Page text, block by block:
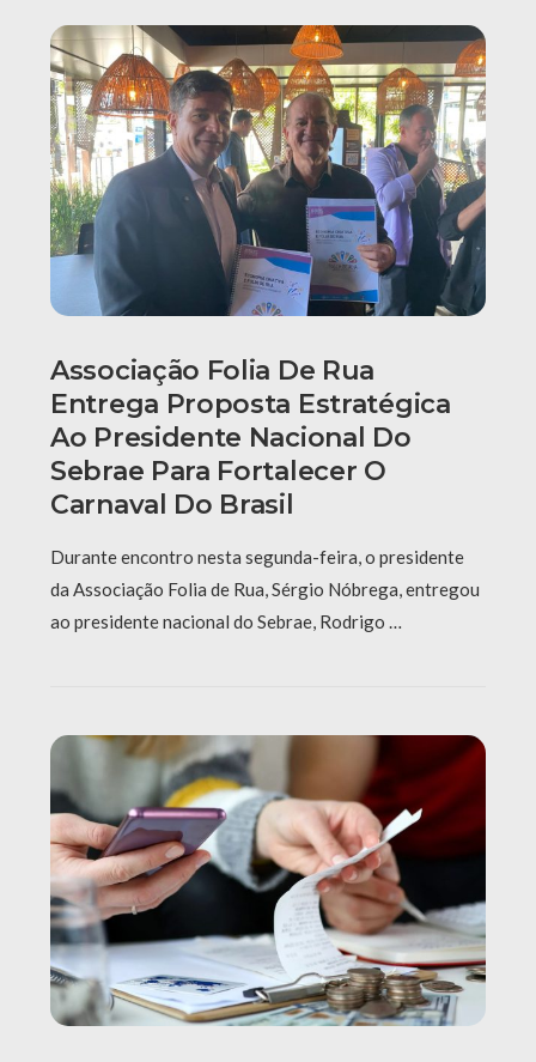
Associação Folia De Rua
Entrega Proposta Estratégica
Ao Presidente Nacional Do
Sebrae Para Fortalecer O
Carnaval Do Brasil
Durante encontro nesta segunda-feira, o presidente
da Associação Folia de Rua, Sérgio Nóbrega, entregou
ao presidente nacional do Sebrae, Rodrigo …